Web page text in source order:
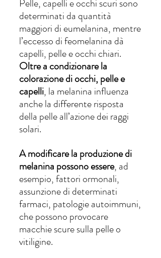
Pelle, capelli e occhi scuri sono
determinati da quantità
maggiori di eumelanina, mentre
l’eccesso di feomelanina dà
capelli, pelle e occhi chiari.
Oltre a condizionare la
colorazione di occhi, pelle e
capelli, la melanina influenza
anche la differente risposta
della pelle all’azione dei raggi
solari.
A modificare la produzione di
melanina possono essere, ad
esempio, fattori ormonali,
assunzione di determinati
farmaci, patologie autoimmuni,
che possono provocare
macchie scure sulla pelle o
vitiligine.